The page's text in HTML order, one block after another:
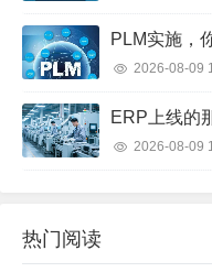
PLM实施，
2026-08-09
2026-08-09
热门阅读